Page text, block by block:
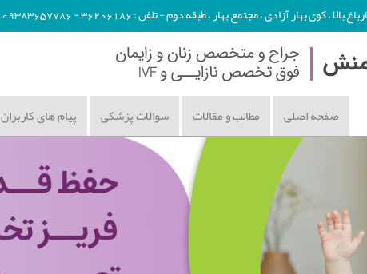
کوی بهار آزادی ، مجتمع بهار ، طبقه دوم - تلفن : 36206186 - 09383657786
صفحه اصلی مطالب و مقالات سوالات پزشکی پیام های کاربران